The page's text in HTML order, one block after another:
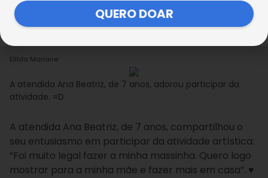
coordenação motora fina, correspondentes aos
músculos das mãos e dedos.
Ellida Mariane
A atendida Ana Beatriz, de 7 anos, adorou participar da
atividade. =D
A atendida Ana Beatriz, de 7 anos, compartilhou o
seu entusiasmo em participar da atividade artística:
“Foi muito legal fazer a minha massinha. Quero logo
mostrar para a minha mãe e fazer mais em casa”. ♥
QUERO DOAR